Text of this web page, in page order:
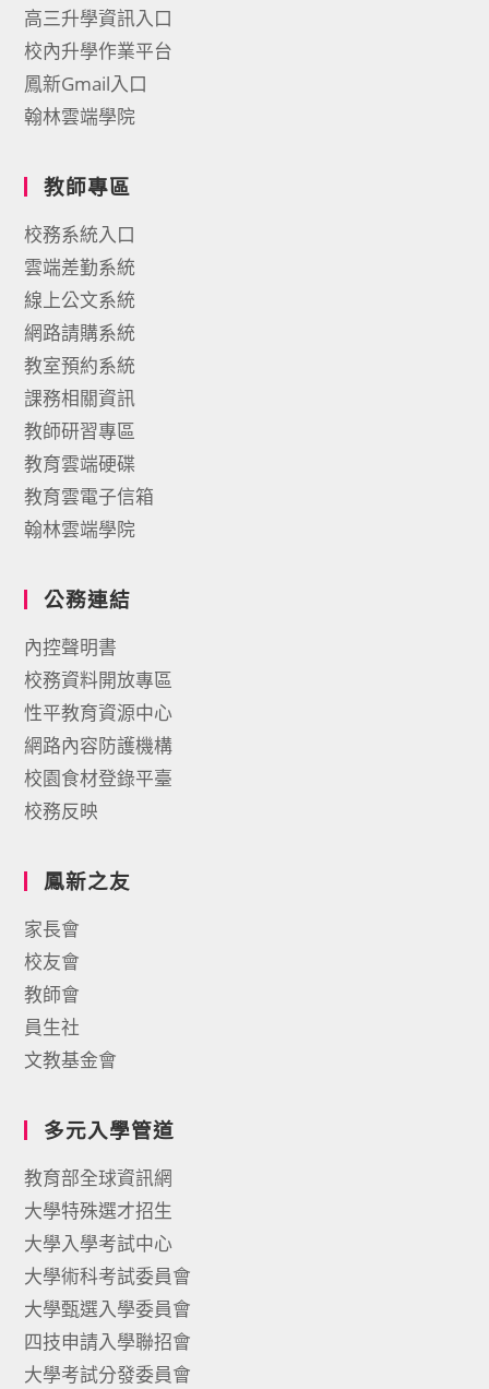
高三升學資訊入口
校內升學作業平台
鳳新Gmail入口
翰林雲端學院
教師專區
校務系統入口
雲端差勤系統
線上公文系統
網路請購系統
教室預約系統
課務相關資訊
教師研習專區
教育雲端硬碟
教育雲電子信箱
翰林雲端學院
公務連結
內控聲明書
校務資料開放專區
性平教育資源中心
網路內容防護機構
校園食材登錄平臺
校務反映
鳳新之友
家長會
校友會
教師會
員生社
文教基金會
多元入學管道
教育部全球資訊網
大學特殊選才招生
大學入學考試中心
大學術科考試委員會
大學甄選入學委員會
四技申請入學聯招會
大學考試分發委員會